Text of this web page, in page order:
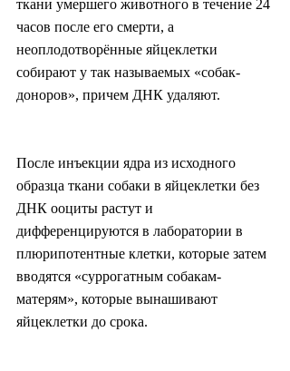
ткани умершего животного в течение 24
часов после его смерти, а
неоплодотворённые яйцеклетки
собирают у так называемых «собак-
доноров», причем ДНК удаляют.
После инъекции ядра из исходного
образца ткани собаки в яйцеклетки без
ДНК ооциты растут и
дифференцируются в лаборатории в
плюрипотентные клетки, которые затем
вводятся «суррогатным собакам-
матерям», которые вынашивают
яйцеклетки до срока.